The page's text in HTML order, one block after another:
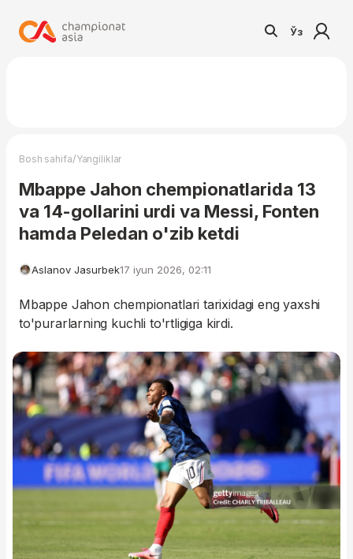
Ўз
Bosh sahifa/Yangiliklar
Mbappe Jahon chempionatlarida 13
va 14-gollarini urdi va Messi, Fonten
hamda Peledan o'zib ketdi
Aslanov Jasurbek17 iyun 2026, 02:11
Mbappe Jahon chempionatlari tarixidagi eng yaxshi
to'purarlarning kuchli to'rtligiga kirdi.